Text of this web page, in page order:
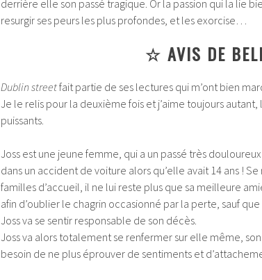
derrière elle son passé tragique. Or la passion qui la lie
resurgir ses peurs les plus profondes, et les exorcise…
☆ AVIS DE
Dublin streetfait partie de ses lectures qui m’ont bien
Je le relis pour la deuxième fois et j’aime toujours
puissants.
Joss est une jeune femme, qui a un passé très
dans un accident de voiture alors qu’elle avait 14 ans !
familles d’accueil, il ne lui reste plus que sa meilleure
afin d’oublier le chagrin occasionné par la perte, sauf
Joss va se sentir responsable de son décès.
Joss va alors totalement se renfermer sur elle même,
besoin de ne plus éprouver de sentiments et